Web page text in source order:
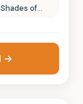
of
→